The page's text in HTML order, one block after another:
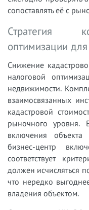
сопоставлять её с
Стратегия
оптимизации
Снижение
налоговой
недвижимости.
взаимосвязанных
кадастровой
рыночного уровня.
включения
бизнес-центр
соответствует
должен исчисляться
что нередко
владения объектом.